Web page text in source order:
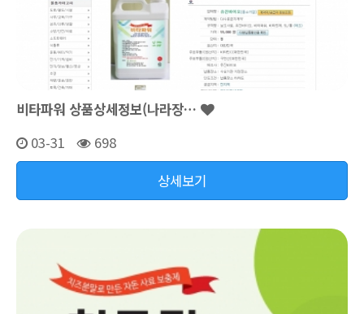
비타파워 상품상세정보(나라장…
03-31
698
상세보기